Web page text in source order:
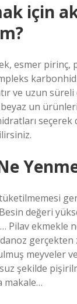
için
esmer pirinç,
ve uzun
un
değeri
Pilav ekmekle
gerçekten
meyveler
şekilde
makale…